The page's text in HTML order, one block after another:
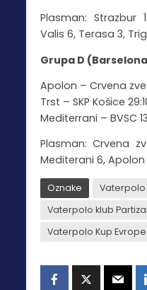
Plasman: Strazbur
Valis 6, Terasa 3,
Grupa D
Apolon – Crvena
Trst – SKP Košice
Mediterrani – BVSC
Plasman: Crvena
Mediterani 6, Apolon
Oznake
Vaterpolo
Vaterpolo klub
Vaterpolo Kup